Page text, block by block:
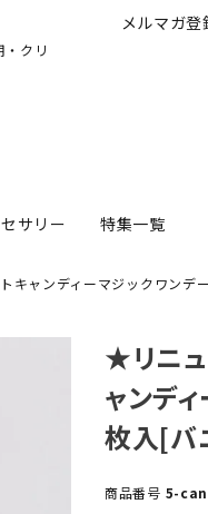
クリ
メルマガ登
ックシリーズ
ズ
サリー 特集一覧
集
ャンディーマジックワンデ
★リニ
ャンデ
枚入[バ
商品番号 5-